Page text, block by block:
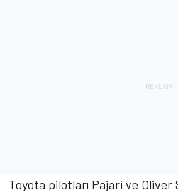
Toyota pilotları Pajari ve Oliver